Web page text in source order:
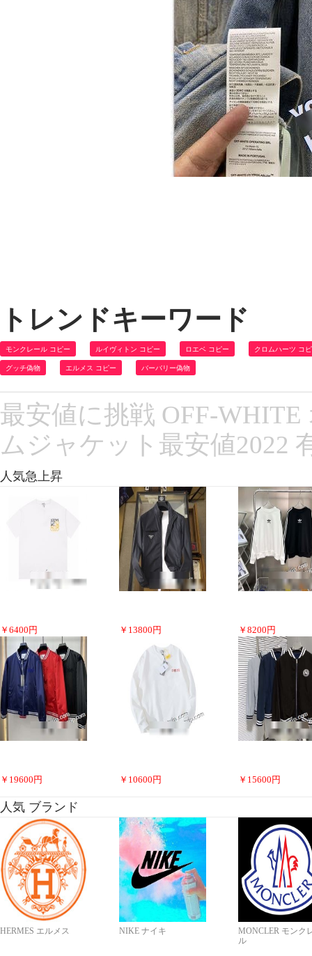
トレンドキーワード
モンクレール コピー ルイヴィトン コピー ロエベ コピー クロムハーツ コ
グッチ偽物 エルメス コピー バーバリー偽物
最安値に挑戦 OFF-
ムジャケット最安値2022
人気急上昇
￥ 6400 円 ￥ 13800 円 ￥ 8200 円
￥ 19600 円 ￥ 10600 円 ￥ 15600 円
人気 ブランド
HERMES エルメス NIKE ナイキ
MONCLER モンク
ル